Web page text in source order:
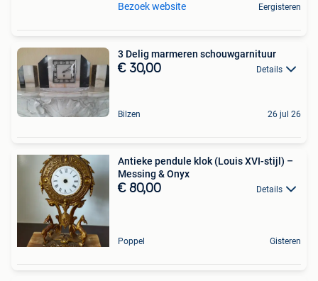
Bezoek website Eergisteren
3 Delig marmeren schouwgarnituur
€ 30,00 Details
Bilzen 26 jul 26
Antieke pendule klok (Louis XVI-stijl) –
Messing & Onyx
€ 80,00 Details
Poppel Gisteren